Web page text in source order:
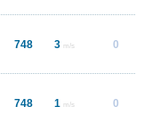
748 3 m/s 0
748 1 m/s 0